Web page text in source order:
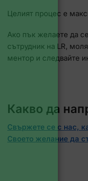
Целият процес е
Ако пък желаете да се
сътрудник на LR, моля
ментор и следвайте
Какво да
Свържете се с нас,
Своето желание да